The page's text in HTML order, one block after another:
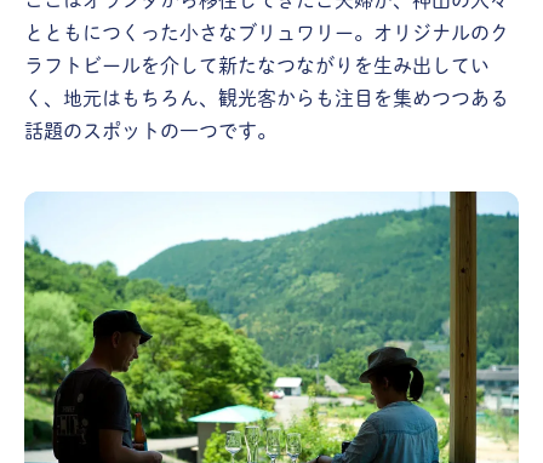
とともにつくった小さなブリュワリー。オリジナルのク
ラフトビールを介して新たなつながりを生み出してい
く、地元はもちろん、観光客からも注目を集めつつある
話題のスポットの一つです。